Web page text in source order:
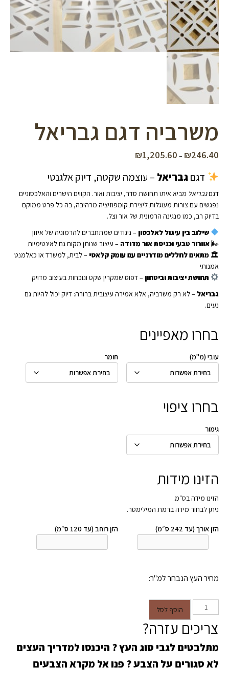
משרביה דגם גבריאל
₪246.40
–
₪1,205.60
דגםגבריאל – עוצמה שקטה, דיוק אלגנטי
דגםגבריאל מביא איתו תחושת סדר, יציבות ואור. הקווים הישרים והאלכסוניים
נפגשים עם צורות מעוגלות ליצירת קומפוזיציה מרהיבה, בה כל פרט ממוקם
בדיוק רב, כמו מנגינה הרמונית של אור וצל.
שילוב בין עיגול לאלכסון– ניגודים שמתחברים להרמוניה של איזון
🌬אוורור טבעי וכניסת אור מדודה – עיצוב שנותן מקום גם לאינטימיות
🏛 מתאים לחללים מודרניים עם עומק קלאסי– לבית, למשרד או כאלמנט
אמנותי
תחושת יציבות וביטחון– דפוס שמקרין שקט ונוכחות בעיצוב מדויק
גבריאל – לא רק משרביה, אלא אמירה עיצובית ברורה: דיוק יכול להיות גם
נעים.
בחרו מאפיינים
עובי (מ"מ) חומר
בחרו ציפוי
גימור
הזינו מידות
הזינו מידה בס"מ.
ניתן לבחור מידה ברמת המילימטר.
הזן אורך (עד 242 ס״מ) הזן רוחב (עד 120 ס״מ)
מחיר העץ הנבחר למ"ר:
כמות של משרביה דגם גבריאל
הוסף לסל
צריכים עזרה?
מתלבטים לגבי סוג העץ ? היכנסו למדריך העצים
לא סגורים על הצבע ? פנו אל מקרא הצבעים